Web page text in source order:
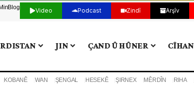
Blog Video Podcast Zindî Arşîv
JIN ÇAND Û HÛNER CÎHAN
KOBANÊ WAN ŞENGAL HESEKÊ ŞIRNEX MÊRDÎN RIHA